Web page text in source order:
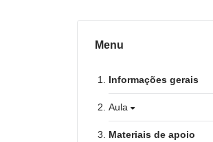
Menu
Informações gerais
Aula
Materiais de apoio